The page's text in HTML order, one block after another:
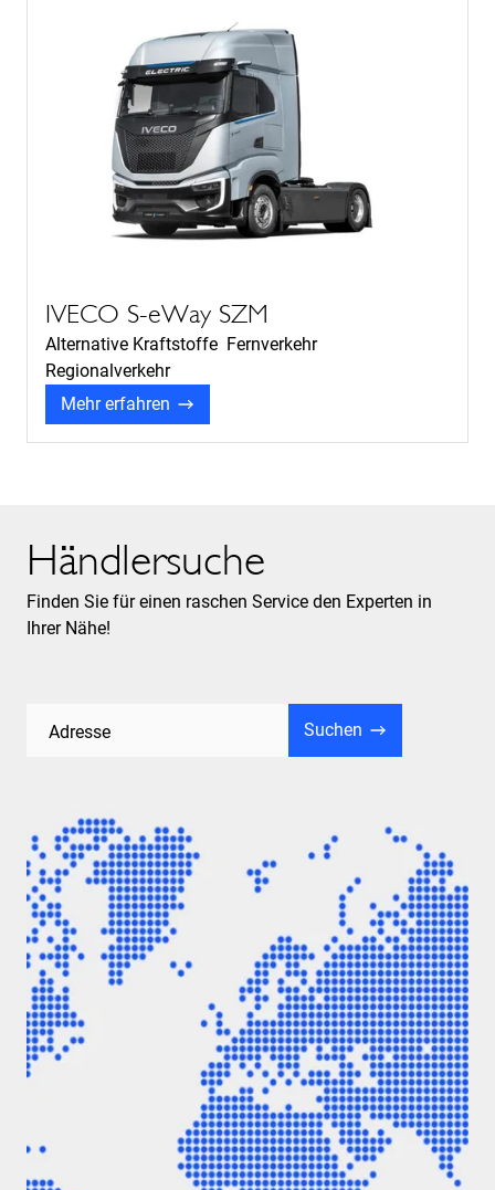
IVECO S-eWay SZM
Alternative Kraftstoffe Fernverkehr
Regionalverkehr
Mehr erfahren
Händlersuche
Finden Sie für einen raschen Service den Experten in
Ihrer Nähe!
Adresse Suchen